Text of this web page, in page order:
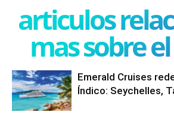
articulos
mas sobre
Emerald Cruises
Índico: Seychelles,